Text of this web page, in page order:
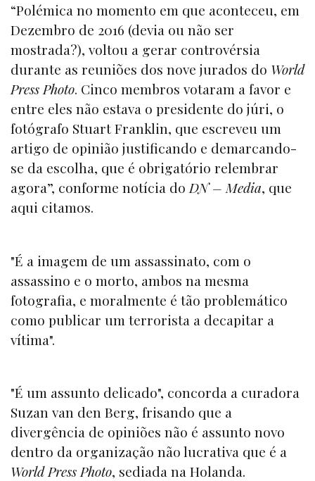
“Polémica no momento em que aconteceu, em
Dezembro de 2016 (devia ou não ser
mostrada?), voltou a gerar controvérsia
durante as reuniões dos nove jurados do World
Press Photo. Cinco membros votaram a favor e
entre eles não estava o presidente do júri, o
fotógrafo Stuart Franklin, que escreveu um
artigo de opinião justificando e demarcando-
se da escolha, que é obrigatório relembrar
agora”, conforme notícia doDN – Media, que
aqui citamos.
"É a imagem de um assassinato, com o
assassino e o morto, ambos na mesma
fotografia, e moralmente é tão problemático
como publicar um terrorista a decapitar a
vítima".
"É um assunto delicado", concorda a curadora
Suzan van den Berg, frisando que a
divergência de opiniões não é assunto novo
dentro da organização não lucrativa que é a
World Press Photo, sediada na Holanda.